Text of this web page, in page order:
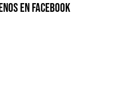
EN FACEBOOK